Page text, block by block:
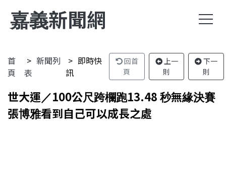
嘉義新聞網
首
頁
新聞列
表
即時快
訊
回首
頁
上一
則
下一
則
世大運／100公尺跨欄跑13.48 秒無緣決賽
張博雅看到自己可以成長之處